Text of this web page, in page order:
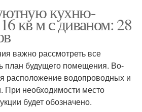
кухню-
кв м с диваном: 28
важно рассмотреть все
план будущего помещения. Во-
расположение водопроводных и
При необходимости место
будет обозначено.